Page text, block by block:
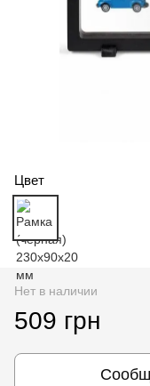
Цвет
Нет в наличии
509 грн